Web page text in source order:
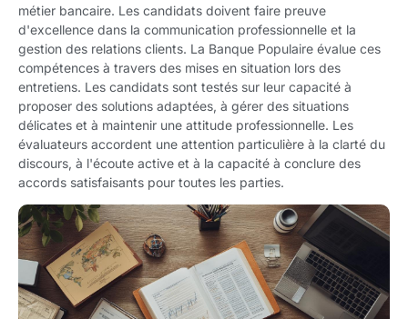
métier bancaire. Les candidats doivent faire preuve
d'excellence dans la communication professionnelle et la
gestion des relations clients. La Banque Populaire évalue ces
compétences à travers des mises en situation lors des
entretiens. Les candidats sont testés sur leur capacité à
proposer des solutions adaptées, à gérer des situations
délicates et à maintenir une attitude professionnelle. Les
évaluateurs accordent une attention particulière à la clarté du
discours, à l'écoute active et à la capacité à conclure des
accords satisfaisants pour toutes les parties.